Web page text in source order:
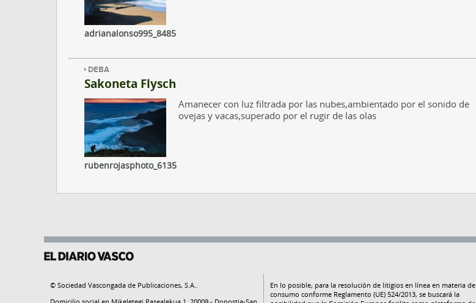
adrianalonso995_8485
DEBA
Sakoneta Flysch
Amanecer con luz filtrada por las nubes,ambientado por el sonido de
ovejas y vacas,superado por el rugir de las olas
rubenrojasphoto_6135
© Sociedad Vascongada de Publicaciones, S.A..
En lo posible, para la resolución de litigios en línea en materia de
consumo conforme Reglamento (UE) 524/2013, se buscará la